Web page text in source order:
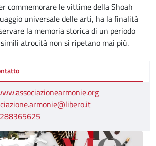
commemorare le vittime della Shoah
universale delle arti, ha la finalità
la memoria storica di un periodo
atrocità non si ripetano mai più.